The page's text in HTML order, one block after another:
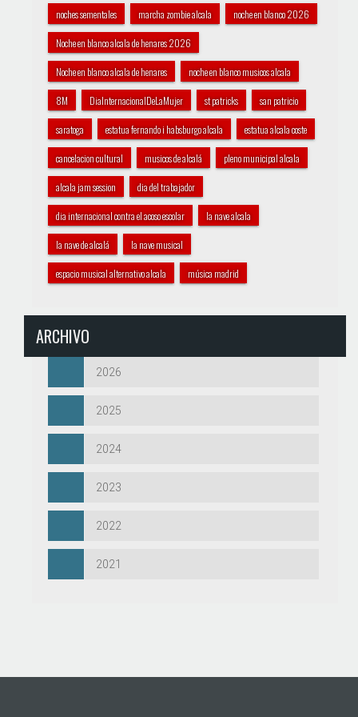
noches sementales marcha zombie alcala noche en blanco 2026
Noche en blanco alcala de henares 2026
Noche en blanco alcala de henares noche en blanco musicos alcala
8M DiaInternacionalDeLaMujer st patricks san patricio
saratoga estatua fernando i habsburgo alcala estatua alcala coste
cancelacion cultural musicos de alcalá pleno municipal alcala
alcala jam session dia del trabajador
dia internacional contra el acoso escolar la nave alcala
la nave de alcalá la nave musical
espacio musical alternativo alcala música madrid
ARCHIVO
2026
2025
2024
2023
2022
2021